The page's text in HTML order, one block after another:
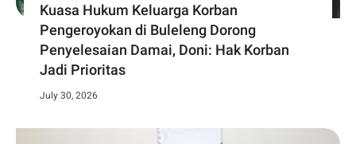
Kuasa Hukum Keluarga Korban
Pengeroyokan di Buleleng Dorong
Penyelesaian Damai, Doni: Hak Korban
Jadi Prioritas
July 30, 2026